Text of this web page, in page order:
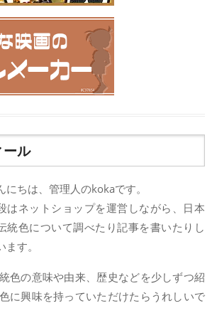
ル
にちは、管理人のkokaです。
はネットショップを運営しながら、日本
統色について調べたり記事を書いたりし
ます。
色の意味や由来、歴史などを少しずつ紹
に興味を持っていただけたらうれしいで